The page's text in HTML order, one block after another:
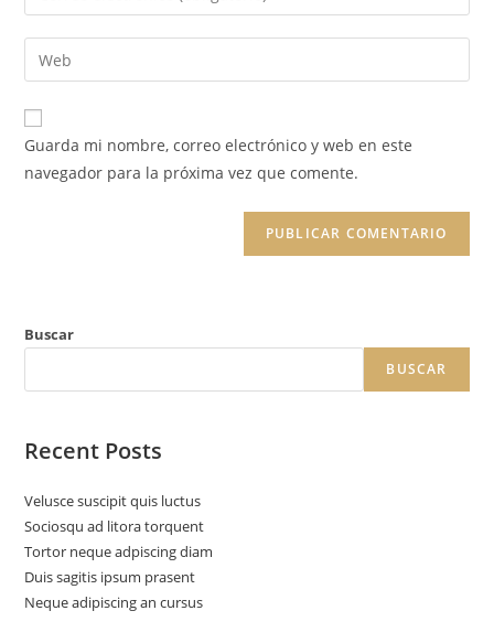
Guarda mi nombre, correo electrónico y web en este
navegador para la próxima vez que comente.
Buscar
BUSCAR
Recent Posts
Velusce suscipit quis luctus
Sociosqu ad litora torquent
Tortor neque adpiscing diam
Duis sagitis ipsum prasent
Neque adipiscing an cursus